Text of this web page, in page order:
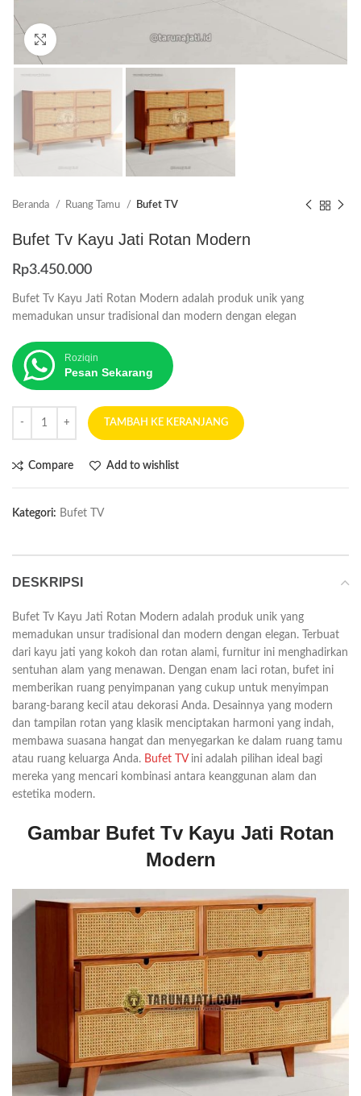
Beranda Ruang Tamu Bufet TV
Bufet Tv Kayu Jati Rotan Modern
Rp3.450.000
Bufet Tv Kayu Jati Rotan Modern adalah produk unik yang
memadukan unsur tradisional dan modern dengan elegan
Roziqin
Pesan Sekarang
TAMBAH KE KERANJANG
Compare Add to wishlist
Kategori: Bufet TV
DESKRIPSI
Bufet Tv Kayu Jati Rotan Modern adalah produk unik yang
memadukan unsur tradisional dan modern dengan elegan. Terbuat
dari kayu jati yang kokoh dan rotan alami, furnitur ini menghadirkan
sentuhan alam yang menawan. Dengan enam laci rotan, bufet ini
memberikan ruang penyimpanan yang cukup untuk menyimpan
barang-barang kecil atau dekorasi Anda. Desainnya yang modern
dan tampilan rotan yang klasik menciptakan harmoni yang indah,
membawa suasana hangat dan menyegarkan ke dalam ruang tamu
atau ruang keluarga Anda. Bufet TVini adalah pilihan ideal bagi
mereka yang mencari kombinasi antara keanggunan alam dan
estetika modern.
Gambar Bufet Tv Kayu Jati Rotan
Modern